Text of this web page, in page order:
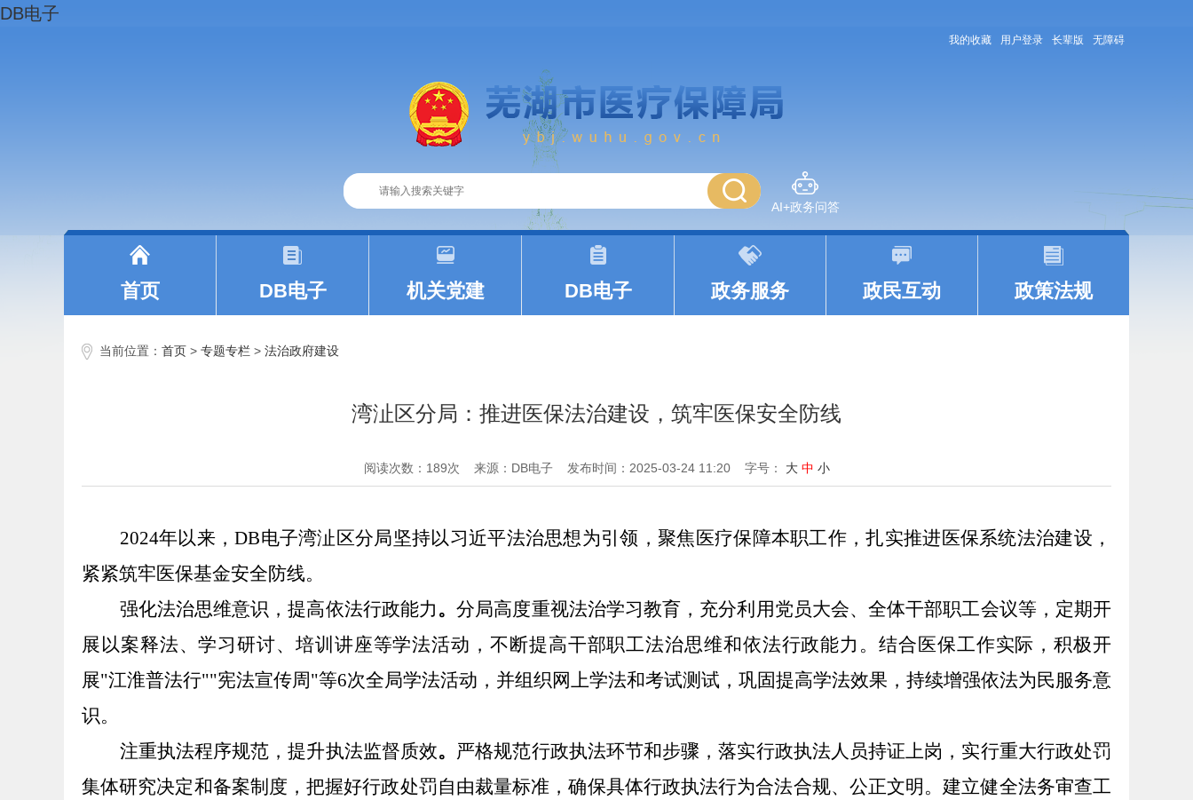
DB电子
我的收藏 用户登录 长辈版 无障碍
AI+政务问答
首页 DB电子 机关党建 DB电子 政务服务 政民互动 政策法规
当前位置： 首页 > 专题专栏 > 法治政府建设
湾沚区分局：推进医保法治建设，筑牢医保安全防线
阅读次数： 189次 来源：DB电子 发布时间：2025-03-24 11:20 字号： 大 中 小
2024年以来，DB电子湾沚区分局坚持以习近平法治思想为引领，聚焦医疗保障本职工作，扎实推进医保系统法治建设，
紧紧筑牢医保基金安全防线。
强化法治思维意识，提高依法行政能力 。分局高度重视法治学习教育，充分利用党员大会、全体干部职工会议等，定期开
展以案释法、学习研讨、培训讲座等学法活动 ，不断提高干部职工法治思维和依法行政能力 。结合医保工作实际，积极开
展"江淮普法行""宪法宣传周"等6次全局学法活动 ，并组织网上学法和考试测试，巩固提高学法效果， 持续增强依法为民服务意
识。
注重执法程序规范，提升执法监督质效。 严格规范行政执法环节和步骤，落实行政执法人员持证上岗 ， 实行重大行政处罚
集体研究决定和备案制度 ，把握好行政处罚自由裁量标准，确保具体行政执法行为合法合规、公正文明 。建立健全法务审查工